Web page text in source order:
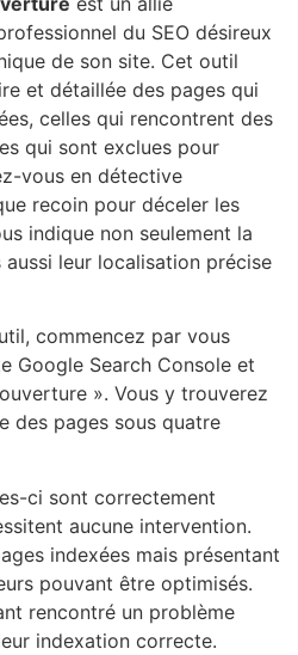
du SEO désireux
de son site. Cet outil
et détaillée des pages qui
celles qui rencontrent des
qui sont exclues pour
vous en détective
recoin pour déceler les
indique non seulement la
aussi leur localisation précise
commencez par vous
Google Search Console et
». Vous y trouverez
des pages sous quatre
ci sont correctement
aucune intervention.
indexées mais présentant
pouvant être optimisés.
rencontré un problème
indexation correcte.